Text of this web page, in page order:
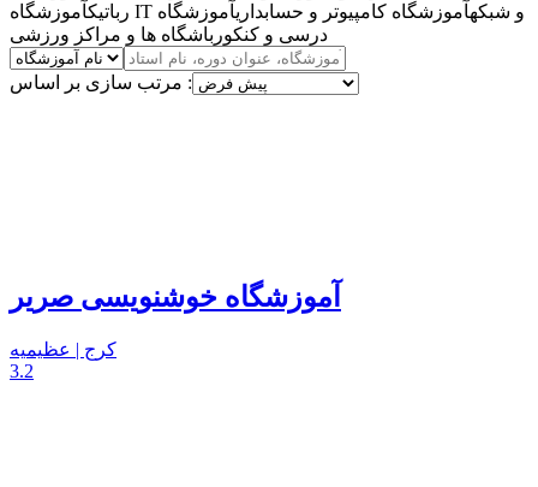
رباتیک
آموزشگاه IT و شبکهآموزشگاه کامپیوتر و حسابداریآموزشگاه
درسی و کنکور باشگاه ها و مراکز ورزشی
مرتب سازی بر اساس :
آموزشگاه خوشنویسی صریر
کرج | عظیمیه
3.2